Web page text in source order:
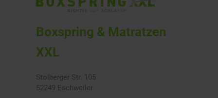
Boxspring & Matratzen
XXL
Stolberger Str. 105
52249 Eschweiler